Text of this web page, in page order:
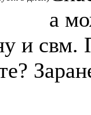
а
и свм.